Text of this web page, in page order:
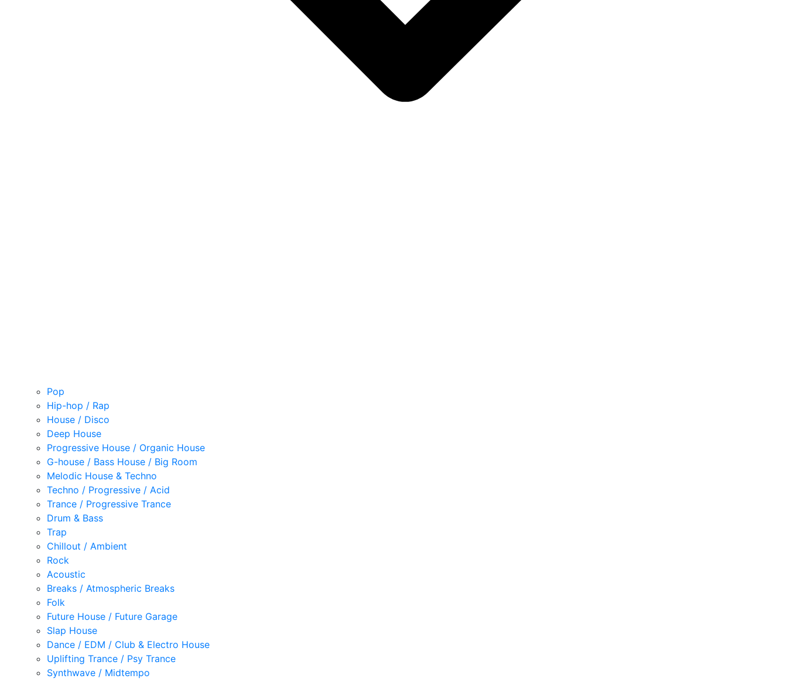
Pop
Hip-hop / Rap
House / Disco
Deep House
Progressive House / Organic House
G-house / Bass House / Big Room
Melodic House & Techno
Techno / Progressive / Acid
Trance / Progressive Trance
Drum & Bass
Trap
Chillout / Ambient
Rock
Acoustic
Breaks / Atmospheric Breaks
Folk
Future House / Future Garage
Slap House
Dance / EDM / Club & Electro House
Uplifting Trance / Psy Trance
Synthwave / Midtempo